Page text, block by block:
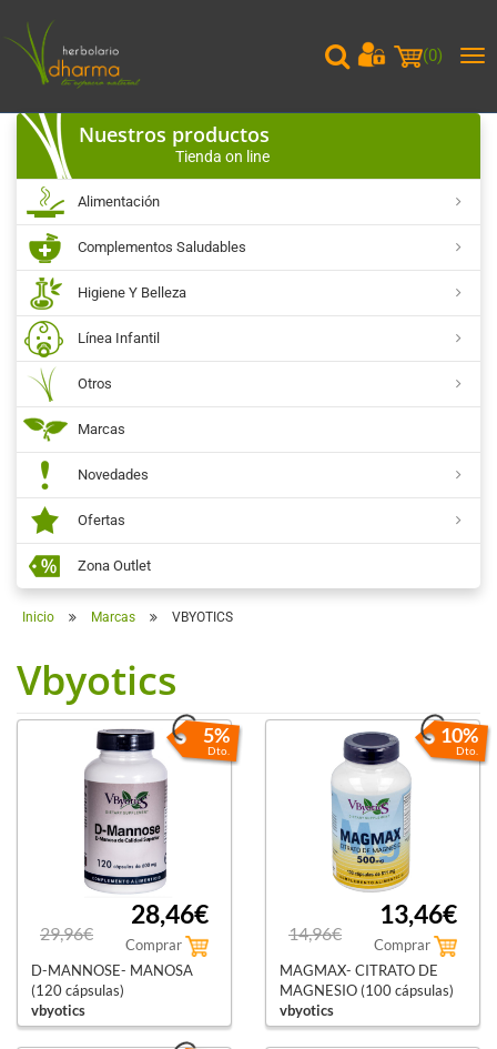
(0)
Nuestros productos
Tienda on line
Alimentación
Complementos Saludables
Higiene Y Belleza
Línea Infantil
Otros
Marcas
Novedades
Ofertas
Zona Outlet
Inicio Marcas VBYOTICS
Vbyotics
5%
Dto.
29,96€
28,46€
Comprar
D-MANNOSE- MANOSA
(120 cápsulas)
vbyotics
10%
Dto.
14,96€
13,46€
Comprar
MAGMAX- CITRATO DE
MAGNESIO (100 cápsulas)
vbyotics